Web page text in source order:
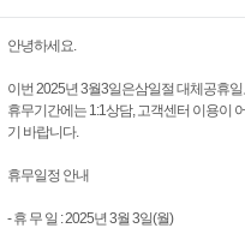
안녕하세요.
이번 2025년 3월3일은삼일절 대체공휴
휴무기간에는 1:1상담, 고객센터 이용이
기 바랍니다.
휴무일정 안내
- 휴 무 일 : 2025년 3월 3일(월)